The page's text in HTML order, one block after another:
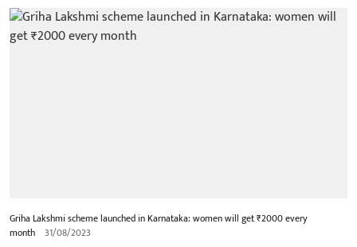
Griha Lakshmi scheme launched in Karnataka: women will get ₹2000 every
month 31/08/2023